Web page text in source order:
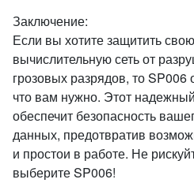
Заключение:
Если вы хотите защитить
вычислительную сеть от
грозовых разрядов, то SP006
что вам нужно. Этот
обеспечит безопасность
данных, предотвратив
и простои в работе. Не
выберите SP006!